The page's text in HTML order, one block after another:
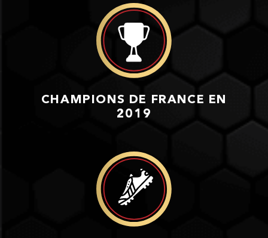
CHAMPIONS DE FRANCE EN
2019